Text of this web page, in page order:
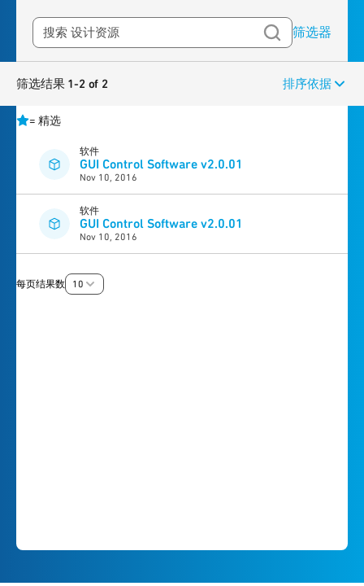
筛选器
筛选结果 1-2 of 2 排序依据
= 精选
软件
GUI Control Software v2.0.01
Nov 10, 2016
软件
GUI Control Software v2.0.01
Nov 10, 2016
每页结果数 10